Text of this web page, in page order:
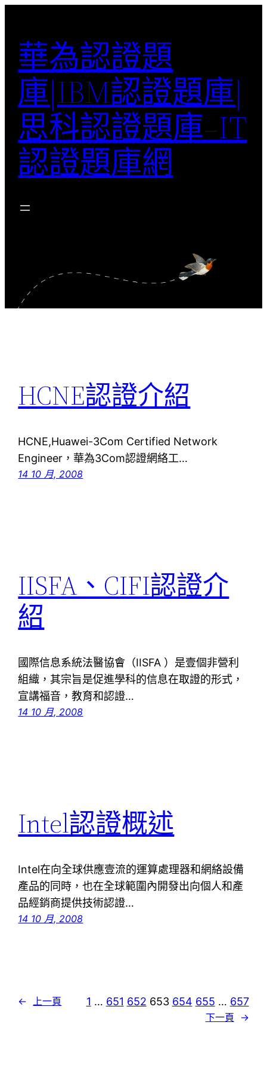
華為認證題
庫|IBM認證題庫|
思科認證題庫–IT
認證題庫網
HCNE認證介紹
HCNE,Huawei-3Com Certified Network
Engineer，華為3Com認證網絡工…
14 10 月, 2008
IISFA、CIFI認證介
紹
國際信息系統法醫協會（IISFA ）是壹個非營利
組織，其宗旨是促進學科的信息在取證的形式，
宣講福音，教育和認證…
14 10 月, 2008
Intel認證概述
Intel在向全球供應壹流的運算處理器和網絡設備
產品的同時，也在全球範圍內開發出向個人和產
品經銷商提供技術認證…
14 10 月, 2008
← 上一頁 1 … 651 652 653 654 655 … 657
下一頁 →